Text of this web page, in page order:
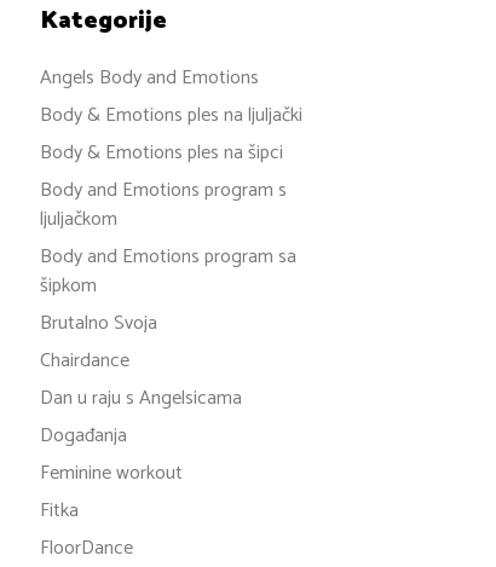
Kategorije
Angels Body and Emotions
Body & Emotions ples na ljuljački
Body & Emotions ples na šipci
Body and Emotions program s
ljuljačkom
Body and Emotions program sa
šipkom
Brutalno Svoja
Chairdance
Dan u raju s Angelsicama
Događanja
Feminine workout
Fitka
FloorDance